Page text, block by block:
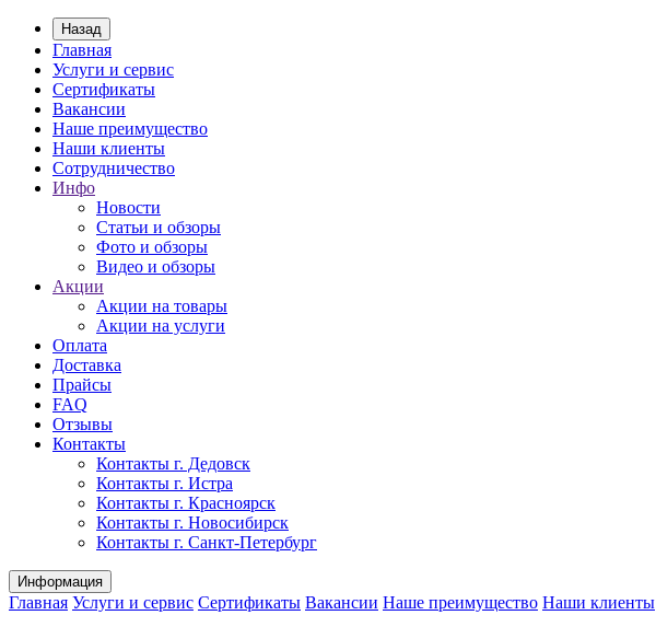
Назад
Главная
Услуги и сервис
Сертификаты
Вакансии
Наше преимущество
Наши клиенты
Сотрудничество
Инфо
Новости
Статьи и обзоры
Фото и обзоры
Видео и обзоры
Акции
Акции на товары
Акции на услуги
Оплата
Доставка
Прайсы
FAQ
Отзывы
Контакты
Контакты г. Дедовск
Контакты г. Истра
Контакты г. Красноярск
Контакты г. Новосибирск
Контакты г. Санкт-Петербург
Информация
Главная Услуги и сервис Сертификаты Вакансии Наше преимущество Наши клиенты